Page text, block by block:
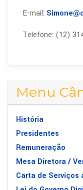
E-mail:
Telefone: (12)
Menu
História
Presidentes
Remuneração
Mesa Diretora /
Carta de Serviços